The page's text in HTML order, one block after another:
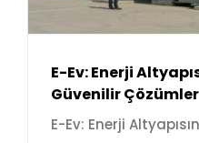
E-Ev: Enerji
Güvenilir Çözümler
E-Ev: Enerji